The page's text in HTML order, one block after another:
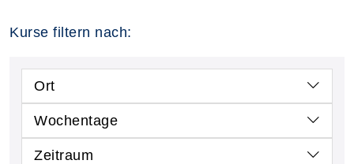
Kurse filtern nach:
Ort
Wochentage
Zeitraum